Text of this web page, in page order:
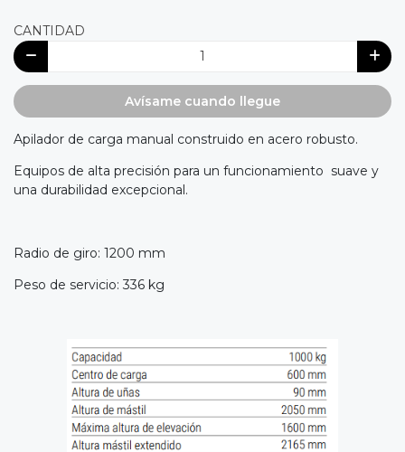
CANTIDAD
Avísame cuando llegue
Apilador de carga manual construido en acero robusto.
Equipos de alta precisión para un funcionamiento suave y
una durabilidad excepcional.
Radio de giro: 1200 mm
Peso de servicio: 336 kg